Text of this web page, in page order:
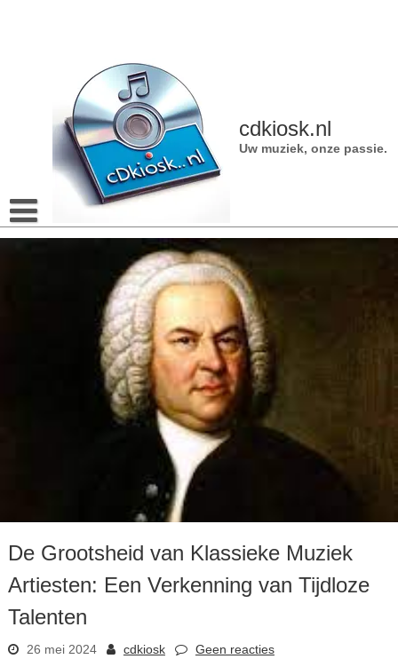
cdkiosk.nl
Uw muziek, onze passie.
De Grootsheid van Klassieke Muziek
Artiesten: Een Verkenning van Tijdloze
Talenten
26 mei 2024 cdkiosk Geen reacties